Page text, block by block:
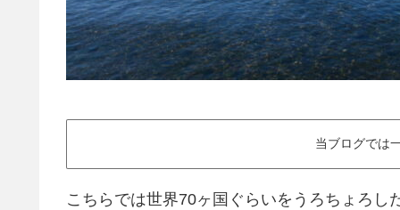
当ブログでは
こちらでは世界70ヶ国ぐらいをうろちょろ